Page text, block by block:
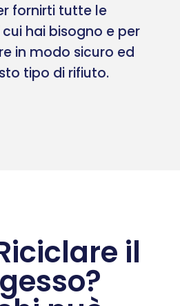
fornirti tutte le
hai bisogno e per
in modo sicuro ed
tipo di rifiuto.
il